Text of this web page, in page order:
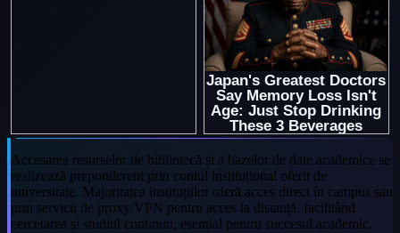
Accesarea resurselor de bibliotecă și a bazelor de date academice se
realizează preponderent prin contul instituțional oferit de
universitate. Majoritatea instituțiilor oferă acces direct în campus sau
prin servicii de proxy/VPN pentru acces la distanță, facilitând
cercetarea și studiul continuu, esențial pentru succesul academic.